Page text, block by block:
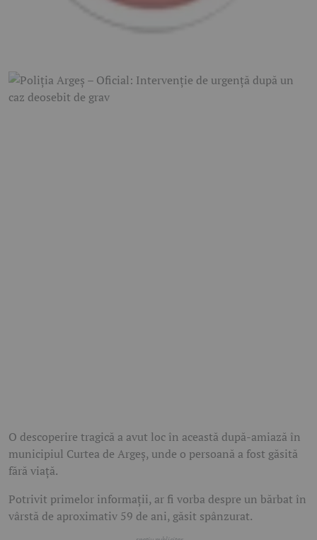
O descoperire tragică a avut loc în această după-amiază în
municipiul Curtea de Argeș, unde o persoană a fost găsită
fără viață.
Potrivit primelor informații, ar fi vorba despre un bărbat în
vârstă de aproximativ 59 de ani, găsit spânzurat.